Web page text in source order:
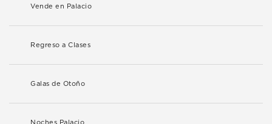
Vende en Palacio
Regreso a Clases
Galas de Otoño
Noches Palacio